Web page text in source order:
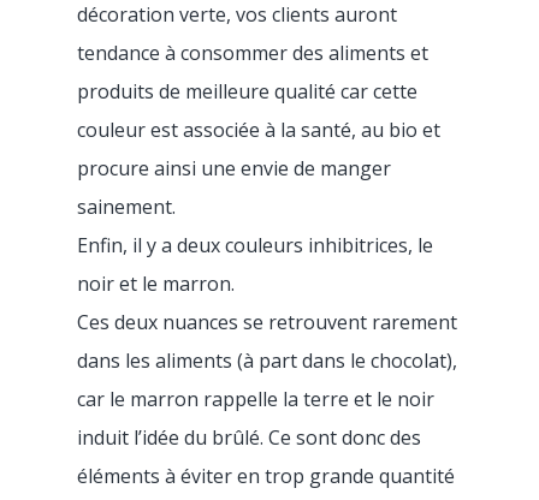
décoration verte, vos clients auront
tendance à consommer des aliments et
produits de meilleure qualité car cette
couleur est associée à la santé, au bio et
procure ainsi une envie de manger
sainement.
Enfin, il y a deux couleurs inhibitrices, le
noir et le marron.
Ces deux nuances se retrouvent rarement
dans les aliments (à part dans le chocolat),
car le marron rappelle la terre et le noir
induit l’idée du brûlé. Ce sont donc des
éléments à éviter en trop grande quantité